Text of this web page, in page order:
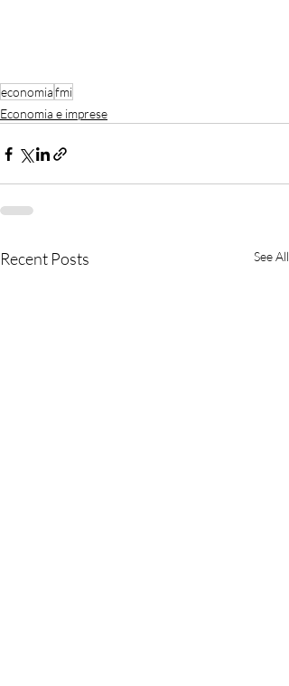
economiafmi
Economia e imprese
Recent Posts See All